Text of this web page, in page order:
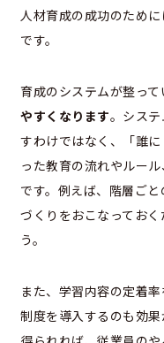
人材育成の成功のため
です。
育成のシステムが整っ
やすくなります。シス
すわけではなく、「誰
った教育の流れやルー
です。例えば、階層ご
づくりをおこなってお
う。
また、学習内容の定着
制度を導入するのも効